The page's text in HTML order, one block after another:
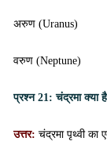
अरुण (Uranus)
वरुण (Neptune)
प्रश्न 21: चंद्रमा क्या
उत्तर: चंद्रमा पृथ्वी का